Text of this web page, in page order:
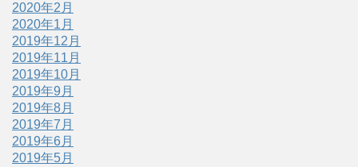
2020年2月
2020年1月
2019年12月
2019年11月
2019年10月
2019年9月
2019年8月
2019年7月
2019年6月
2019年5月